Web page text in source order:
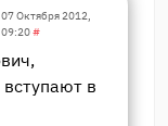
07 Октября 2012,
09:20#
в